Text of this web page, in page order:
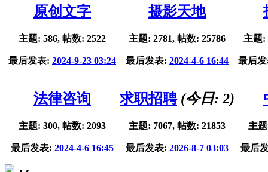
原创文字
主题: 586, 帖数: 2522
最后发表: 2024-9-23 03:24
摄影天地
主题: 2781, 帖数: 25786
最后发表: 2024-4-6 16:44
主题:
最后
法律咨询
主题: 300, 帖数: 2093
最后发表: 2024-4-6 16:45
求职招聘(今日: 2)
主题: 7067, 帖数: 21853
最后发表: 2026-8-7 03:03
主
最后